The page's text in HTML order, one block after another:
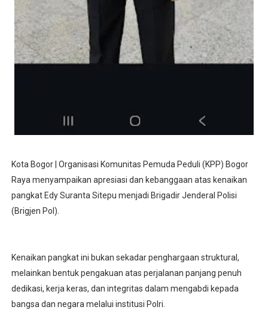
Kota Bogor | Organisasi Komunitas Pemuda Peduli (KPP) Bogor
Raya menyampaikan apresiasi dan kebanggaan atas kenaikan
pangkat Edy Suranta Sitepu menjadi Brigadir Jenderal Polisi
(Brigjen Pol).
Kenaikan pangkat ini bukan sekadar penghargaan struktural,
melainkan bentuk pengakuan atas perjalanan panjang penuh
dedikasi, kerja keras, dan integritas dalam mengabdi kepada
bangsa dan negara melalui institusi Polri.